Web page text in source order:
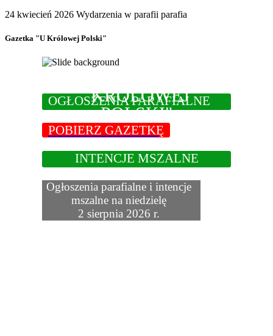
24 kwiecień 2026 Wydarzenia w parafii parafia
Gazetka "U Królowej Polski"
"KRÓLOWEJ
POLSKI"
OGŁOSZENIA PARAFIALNE
POBIERZ GAZETKĘ
INTENCJE MSZALNE
Ogłoszenia parafialne i intencje
mszalne na niedzielę
2 sierpnia 2026 r.